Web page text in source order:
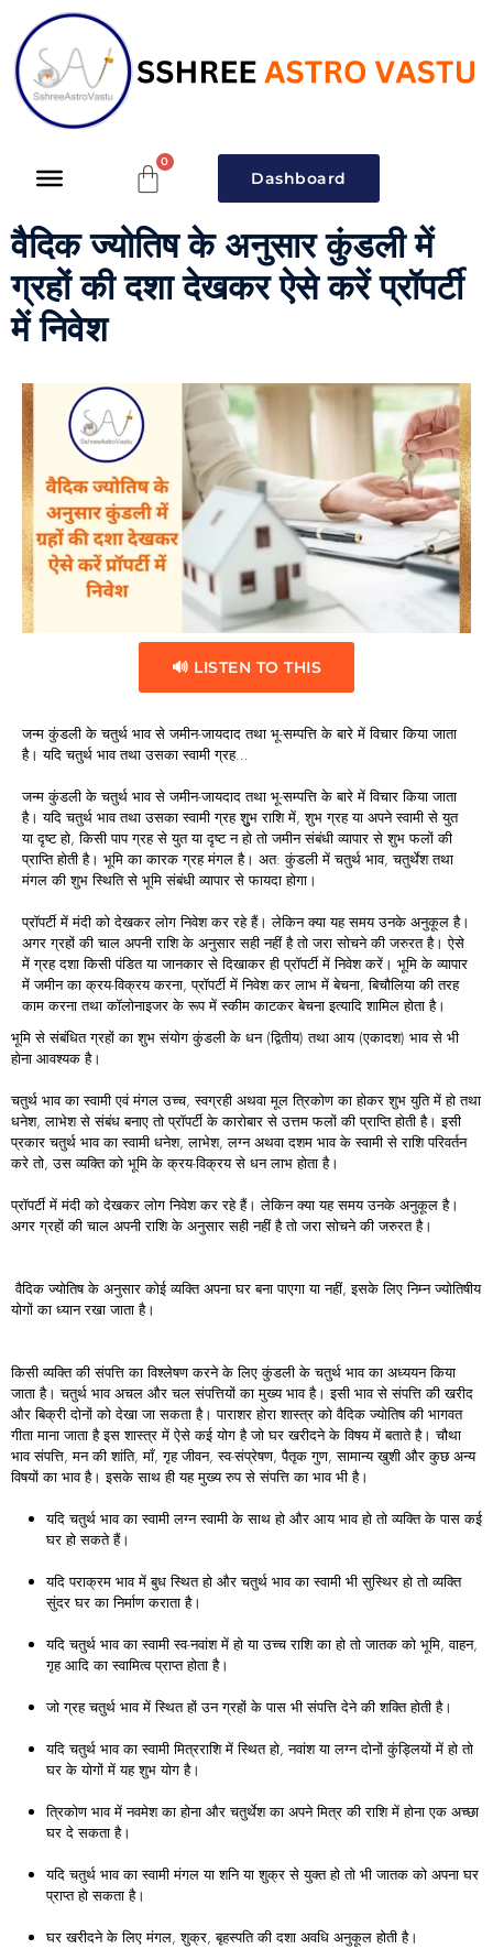
Dashboard
वैदिक ज्योतिष के अनुसार कुंडली में
ग्रहों की दशा देखकर ऐसे करें प्रॉपर्टी
में निवेश
🔊 LISTEN TO THIS
जन्म कुंडली के चतुर्थ भाव से जमीन-जायदाद तथा भू-सम्पत्ति के बारे में विचार किया जाता
है। यदि चतुर्थ भाव तथा उसका स्वामी ग्रह…
जन्म कुंडली के चतुर्थ भाव से जमीन-जायदाद तथा भू-सम्पत्ति के बारे में विचार किया जाता
है। यदि चतुर्थ भाव तथा उसका स्वामी ग्रह शुुभ राशि में, शुभ ग्रह या अपने स्वामी से युत
या दृष्ट हो, किसी पाप ग्रह से युत या दृष्ट न हो तो जमीन संबंधी व्यापार से शुभ फलों की
प्राप्ति होती है। भूमि का कारक ग्रह मंगल है। अत: कुंडली में चतुर्थ भाव, चतुर्थेश तथा
मंगल की शुभ स्थिति से भूमि संबंधी व्यापार से फायदा होगा।
प्रॉपर्टी में मंदी को देखकर लोग निवेश कर रहे हैं। लेकिन क्या यह समय उनके अनुकूल है।
अगर ग्रहों की चाल अपनी राशि के अनुसार सही नहीं है तो जरा सोचने की जरुरत है। ऐसे
में ग्रह दशा किसी पंडित या जानकार से दिखाकर ही प्रॉपर्टी में निवेश करें। भूमि के व्यापार
में जमीन का क्रय-विक्रय करना, प्रॉपर्टी में निवेश कर लाभ में बेचना, बिचौलिया की तरह
काम करना तथा कॉलोनाइजर के रूप में स्कीम काटकर बेचना इत्यादि शामिल होता है।
भूमि से संबंधित ग्रहों का शुभ संयोग कुंडली के धन (द्वितीय) तथा आय (एकादश) भाव से भी
होना आवश्यक है।
चतुर्थ भाव का स्वामी एवं मंगल उच्च, स्वग्रही अथवा मूल त्रिकोण का होकर शुभ युति में हो तथा
धनेश, लाभेश से संबंध बनाए तो प्रॉपर्टी के कारोबार से उत्तम फलों की प्राप्ति होती है। इसी
प्रकार चतुर्थ भाव का स्वामी धनेश, लाभेश, लग्न अथवा दशम भाव के स्वामी से राशि परिवर्तन
करे तो, उस व्यक्ति को भूमि के क्रय-विक्रय से धन लाभ होता है।
प्रॉपर्टी में मंदी को देखकर लोग निवेश कर रहे हैं। लेकिन क्या यह समय उनके अनुकूल है।
अगर ग्रहों की चाल अपनी राशि के अनुसार सही नहीं है तो जरा सोचने की जरुरत है।
वैदिक ज्योतिष के अनुसार कोई व्यक्ति अपना घर बना पाएगा या नहीं, इसके लिए निम्न ज्योतिषीय
योगों का ध्यान रखा जाता है।
किसी व्यक्ति की संपत्ति का विश्लेषण करने के लिए कुंडली के चतुर्थ भाव का अध्ययन किया
जाता है। चतुर्थ भाव अचल और चल संपत्तियों का मुख्य भाव है। इसी भाव से संपत्ति की खरीद
और बिक्री दोनों को देखा जा सकता है। पाराशर होरा शास्त्र को वैदिक ज्योतिष की भागवत
गीता माना जाता है इस शास्त्र में ऐसे कई योग है जो घर खरीदने के विषय में बताते है। चौथा
भाव संपत्ति, मन की शांति, माँ, गृह जीवन, स्व-संप्रेषण, पैतृक गुण, सामान्य खुशी और कुछ अन्य
विषयों का भाव है। इसके साथ ही यह मुख्य रुप से संपत्ति का भाव भी है।
यदि चतुर्थ भाव का स्वामी लग्न स्वामी के साथ हो और आय भाव हो तो व्यक्ति के पास कई
घर हो सकते हैं।
यदि पराक्रम भाव में बुध स्थित हो और चतुर्थ भाव का स्वामी भी सुस्थिर हो तो व्यक्ति
सुंदर घर का निर्माण कराता है।
यदि चतुर्थ भाव का स्वामी स्व-नवांश में हो या उच्च राशि का हो तो जातक को भूमि, वाहन,
गृह आदि का स्वामित्व प्राप्त होता है।
जो ग्रह चतुर्थ भाव में स्थित हों उन ग्रहों के पास भी संपत्ति देने की शक्ति होती है।
यदि चतुर्थ भाव का स्वामी मित्रराशि में स्थित हो, नवांश या लग्न दोनों कुंड्लियों में हो तो
घर के योगों में यह शुभ योग है।
त्रिकोण भाव में नवमेश का होना और चतुर्थेश का अपने मित्र की राशि में होना एक अच्छा
घर दे सकता है।
यदि चतुर्थ भाव का स्वामी मंगल या शनि या शुक्र से युक्त हो तो भी जातक को अपना घर
प्राप्त हो सकता है।
घर खरीदने के लिए मंगल, शुक्र, बृहस्पति की दशा अवधि अनुकूल होती है।